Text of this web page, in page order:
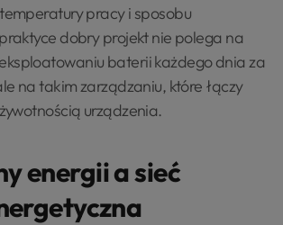
pracy i sposobu
dobry projekt nie polega na
baterii każdego dnia za
na takim zarządzaniu, które łączy
urządzenia.
energii a sieć